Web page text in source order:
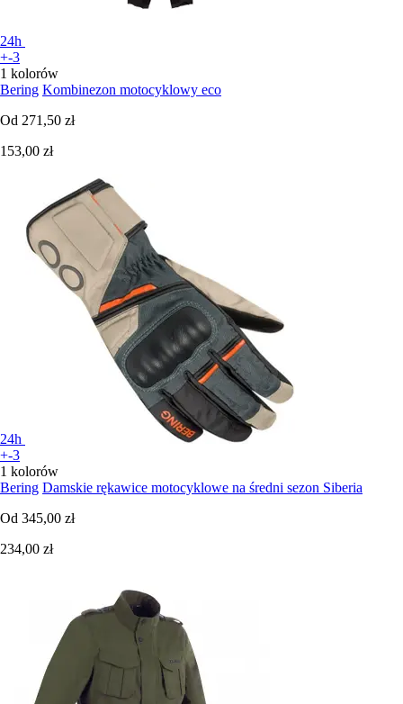
24h
+-3
1 kolorów
Bering Kombinezon motocyklowy eco
Od 271,50 zł
153,00 zł
24h
+-3
1 kolorów
Bering Damskie rękawice motocyklowe na średni sezon Siberia
Od 345,00 zł
234,00 zł